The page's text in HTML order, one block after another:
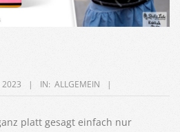
2023 IN: ALLGEMEIN
platt gesagt einfach nur